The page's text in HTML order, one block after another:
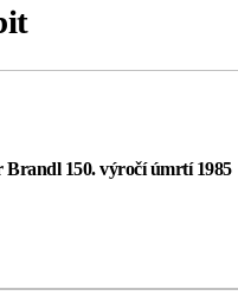
Brandl 150. výročí úmrtí 1985